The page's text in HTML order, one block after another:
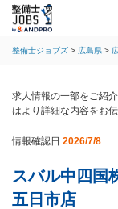
整備士ジョブズ 広島県
求人情報の一部をご紹
はより詳細な内容をお伝
情報確認日 2026/7/8
スバル中四国
五日市店